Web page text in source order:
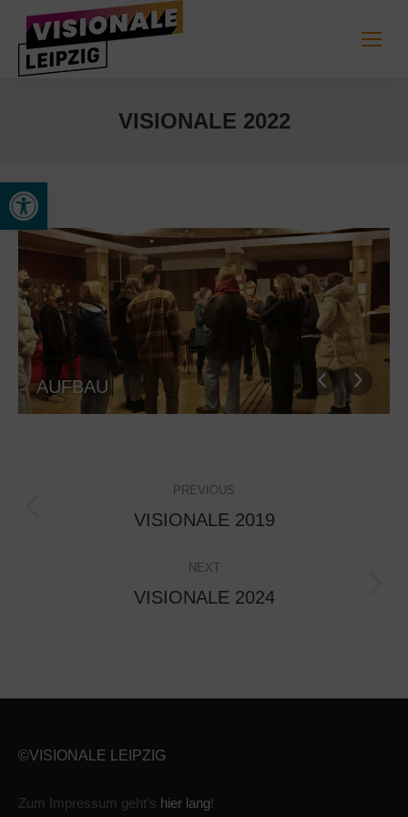
Open toolbar
VISIONALE 2022
AUFBAU
NAVIGATION
PREVIOUS
Previous
VISIONALE 2019
NEXT
Next
VISIONALE 2024
©VISIONALE LEIPZIG
Zum Impressum geht’s hier lang!